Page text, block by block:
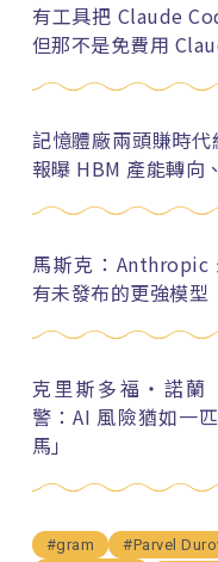
有工具把 Claude
但那不是免費用
記憶體廠兩頭賺時
報曝 HBM 產能轉向
馬斯克：Anthropic
有未發布的更強模型
克里斯多福・諾蘭
警：AI 風險猶如一
馬」
#gram #Parvel